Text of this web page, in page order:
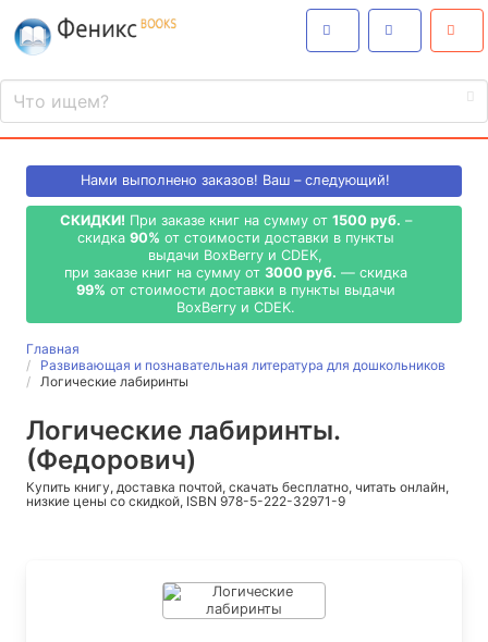
Нами выполнено заказов! Ваш – следующий!
СКИДКИ! При заказе книг на сумму от 1500 руб. –
скидка 90% от стоимости доставки в пункты
выдачи BoxBerry и CDEK,
при заказе книг на сумму от 3000 руб. — скидка
99% от стоимости доставки в пункты выдачи
BoxBerry и CDEK.
Главная
Развивающая и познавательная литература для дошкольников
Логические лабиринты
Логические лабиринты.
(Федорович)
Купить книгу, доставка почтой, скачать бесплатно, читать онлайн,
низкие цены со скидкой, ISBN 978-5-222-32971-9